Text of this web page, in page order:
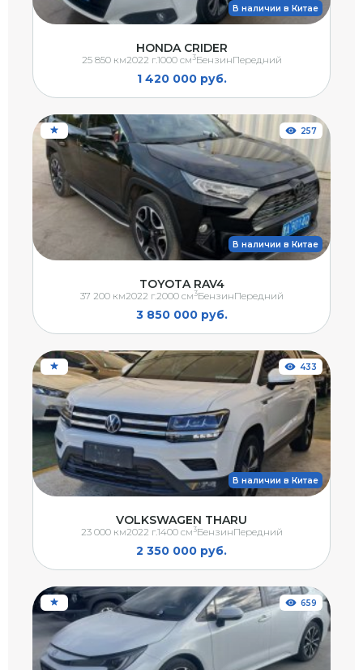
В наличии в Китае
HONDA CRIDER
1 420 000 руб.
25 850 км2022 г.1000 см3БензинПередний
В наличии в Китае
257
TOYOTA RAV4
3 850 000 руб.
37 200 км2022 г.2000 см3БензинПередний
В наличии в Китае
433
VOLKSWAGEN THARU
2 350 000 руб.
23 000 км2022 г.1400 см3БензинПередний
659